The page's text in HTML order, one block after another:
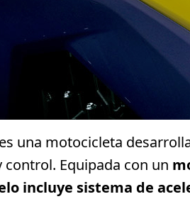
una motocicleta
Equipada con un
incluye sistema de